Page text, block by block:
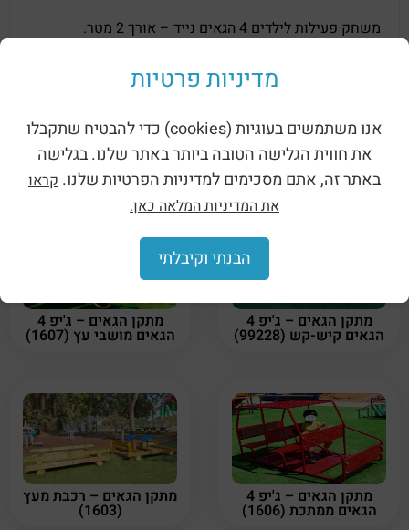
משחק פעילות לילדים 4 הגאים נייד – אורך 2 מטר.
יציב ועמיד לתנאי חוץ.
מתקן צבעוני ומרשים.
*מתאים לגני ילדים פרטיים וציבוריים, פארקים ועוד.
מתקן הגאים – ג'יפ 4
הגאים קיש-קש (99228)
מתקן הגאים – ג'יפ 4
הגאים מושבי עץ (1607)
מתקן הגאים – ג'יפ 4
הגאים ממתכת (1606)
מתקן הגאים – רכבת מעץ
(1603)
מדיניות פרטיות
אנו משתמשים בעוגיות (cookies) כדי להבטיח שתקבלו
את חווית הגלישה הטובה ביותר באתר שלנו. בגלישה
באתר זה, אתם מסכימים למדיניות הפרטיות שלנו. קראו
את המדיניות המלאה כאן.
הבנתי וקיבלתי